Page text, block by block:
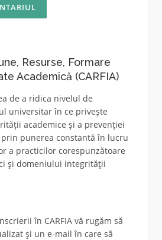
Resurse, Formare
Academică (CARFIA)
de a ridica nivelul de
universitar în ce privește
academice și a prevenției
punerea constantă în lucru
a practicilor corespunzătoare
și domeniului integrității
în CARFIA vă rugăm să
și un e-mail în care să